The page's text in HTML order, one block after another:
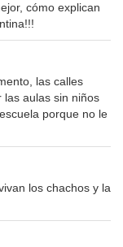
cómo explican
las calles
aulas sin niños
porque no le
los chachos y la